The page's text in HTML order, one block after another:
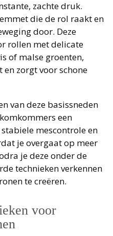
zachte druk.
die de rol raakt en
door. Deze
rollen met delicate
of malse groenten,
zorgt voor schone
van deze basissneden
een
mescontrole en
je overgaat op meer
je deze onder de
technieken verkennen
te creëren.
voor